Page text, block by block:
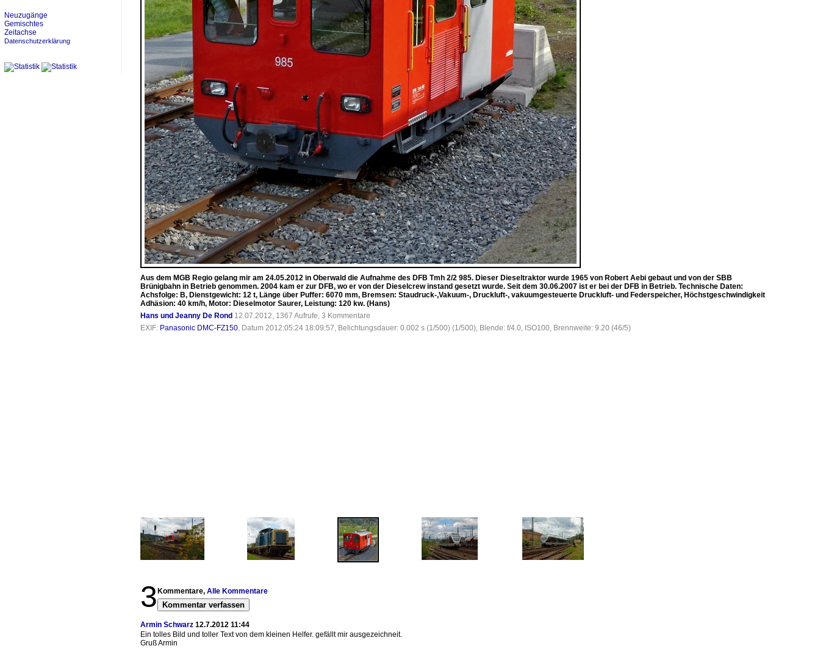
Aus dem MGB Regio gelang mir am 24.05.2012 in Oberwald die Aufnahme des DFB Tmh 2/2 985. Dieser Dieseltraktor wurde 1965 von Robert Aebi gebaut und von der SBB
Brünigbahn in Betrieb genommen. 2004 kam er zur DFB, wo er von der Dieselcrew instand gesetzt wurde. Seit dem 30.06.2007 ist er bei der DFB in Betrieb. Technische Daten:
Achsfolge: B, Dienstgewicht: 12 t, Länge über Puffer: 6070 mm, Bremsen: Staudruck-,Vakuum-, Druckluft-, vakuumgesteuerte Druckluft- und Federspeicher, Höchstgeschwindigkeit
Adhäsion: 40 km/h, Motor: Dieselmotor Saurer, Leistung: 120 kw. (Hans)
Hans und Jeanny De Rond 12.07.2012, 1367 Aufrufe, 3 Kommentare
EXIF: Panasonic DMC-FZ150, Datum 2012:05:24 18:09:57, Belichtungsdauer: 0.002 s (1/500) (1/500), Blende: f/4.0, ISO100, Brennweite: 9.20 (46/5)
3 Kommentare, Alle Kommentare
Kommentar verfassen
Armin Schwarz 12.7.2012 11:44
Ein tolles Bild und toller Text von dem kleinen Helfer. gefällt mir ausgezeichneit.
Gruß Armin
Neuzugänge
Gemischtes
Zeitachse
Datenschutzerklärung